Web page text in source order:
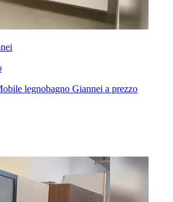
legnobagno Giannei a prezzo